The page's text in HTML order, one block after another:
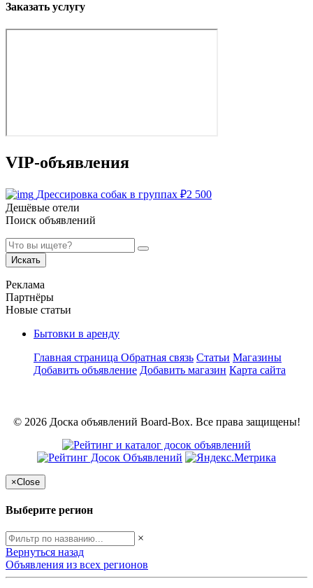
Заказать услугу
VIP-объявления
Дрессировка собак в группах ₽2 500
Дешёвые отели
Поиск объявлений
Искать
Реклама
Партнёры
Новые статьи
Бытовки в аренду
Главная страница Обратная связь Статьи Магазины
Добавить объявление Добавить магазин Карта сайта
© 2026 Доска объявлений Board-Box. Все права защищены!
×Close
Выберите регион
×
Вернуться назад
Объявления из всех регионов